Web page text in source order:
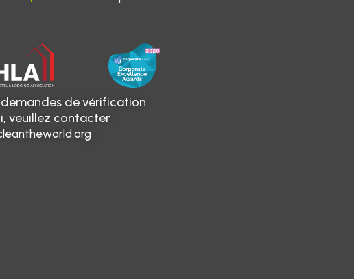
demandes de vérification
veuillez contacter